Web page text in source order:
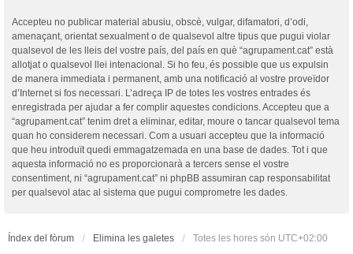
Accepteu no publicar material abusiu, obscè, vulgar, difamatori, d’odi,
amenaçant, orientat sexualment o de qualsevol altre tipus que pugui violar
qualsevol de les lleis del vostre país, del país en què “agrupament.cat” està
allotjat o qualsevol llei intenacional. Si ho feu, és possible que us expulsin
de manera immediata i permanent, amb una notificació al vostre proveïdor
d’Internet si fos necessari. L’adreça IP de totes les vostres entrades és
enregistrada per ajudar a fer complir aquestes condicions. Accepteu que a
“agrupament.cat” tenim dret a eliminar, editar, moure o tancar qualsevol tema
quan ho considerem necessari. Com a usuari accepteu que la informació
que heu introduït quedi emmagatzemada en una base de dades. Tot i que
aquesta informació no es proporcionarà a tercers sense el vostre
consentiment, ni “agrupament.cat” ni phpBB assumiran cap responsabilitat
per qualsevol atac al sistema que pugui comprometre les dades.
Índex del fòrum Elimina les galetes Totes les hores són UTC+02:00